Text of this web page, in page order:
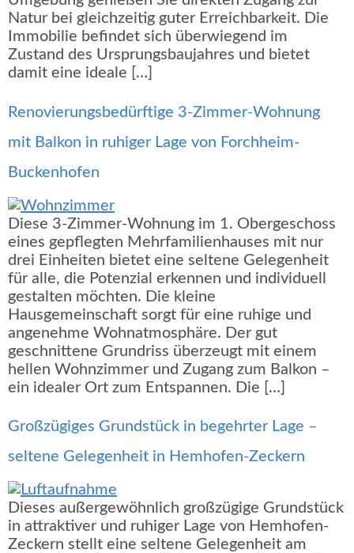
Natur bei gleichzeitig guter Erreichbarkeit. Die
Immobilie befindet sich überwiegend im
Zustand des Ursprungsbaujahres und bietet
damit eine ideale […]
Renovierungsbedürftige 3-Zimmer-Wohnung
mit Balkon in ruhiger Lage von Forchheim-
Buckenhofen
Diese 3-Zimmer-Wohnung im 1. Obergeschoss
eines gepflegten Mehrfamilienhauses mit nur
drei Einheiten bietet eine seltene Gelegenheit
für alle, die Potenzial erkennen und individuell
gestalten möchten. Die kleine
Hausgemeinschaft sorgt für eine ruhige und
angenehme Wohnatmosphäre. Der gut
geschnittene Grundriss überzeugt mit einem
hellen Wohnzimmer und Zugang zum Balkon –
ein idealer Ort zum Entspannen. Die […]
Großzügiges Grundstück in begehrter Lage –
seltene Gelegenheit in Hemhofen-Zeckern
Dieses außergewöhnlich großzügige Grundstück
in attraktiver und ruhiger Lage von Hemhofen-
Zeckern stellt eine seltene Gelegenheit am